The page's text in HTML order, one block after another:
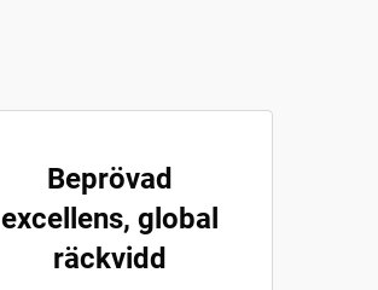
Beprövad
excellens, global
räckvidd